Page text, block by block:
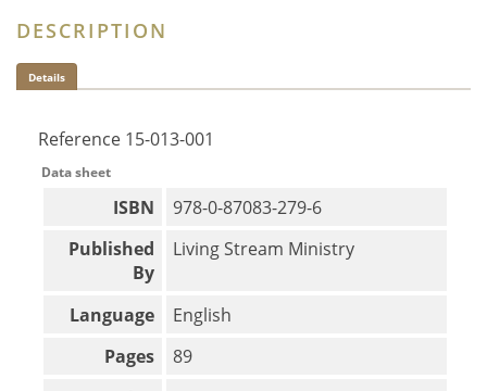
DESCRIPTION
Details
Reference 15-013-001
Data sheet
ISBN
978-0-87083-279-6
Published
By
Living Stream Ministry
Language
English
Pages
89